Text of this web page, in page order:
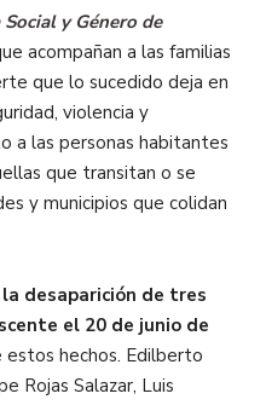
y Género de
acompañan a las familias
que lo sucedido deja en
violencia y
a las personas habitantes
que transitan o se
y municipios que colidan
la desaparición de tres
el 20 de junio de
estos hechos. Edilberto
Rojas Salazar, Luis